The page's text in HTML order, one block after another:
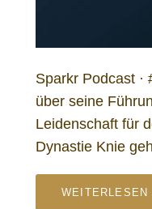
Sparkr Podcast ·
über seine
Leidenschaft für
Dynastie Knie